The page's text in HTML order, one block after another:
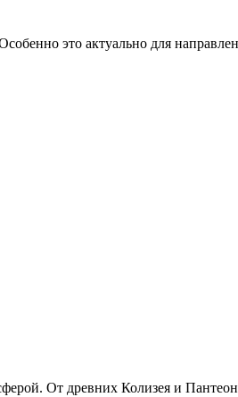
это актуально для
От древних Колизея и